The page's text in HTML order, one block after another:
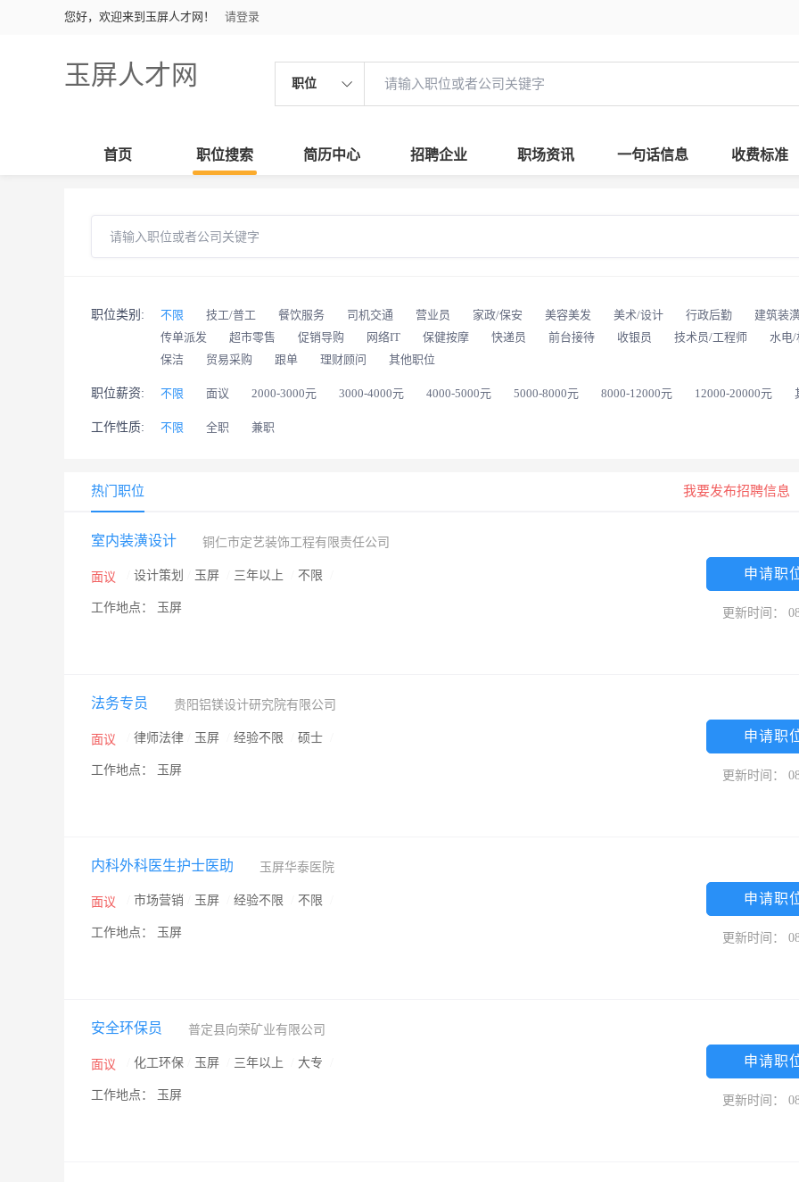
您好，欢迎来到玉屏人才网！ 请登录
玉屏人才网 职位
首页 职位搜索 简历中心 招聘企业 职场资讯 一句话信息 收费标准
职位类别: 不限 技工/普工 餐饮服务 司机交通 营业员 家政/保安 美容美发 美术/设计 行政后勤 建筑装
传单派发
超市零售 促销导购 网络IT 保健按摩 快递员 前台接待 收银员 技术员/工程师 水电/
保洁
贸易采购 跟单 理财顾问 其他职位
职位薪资: 不限 面议 2000-3000元 3000-4000元 4000-5000元 5000-8000元 8000-12000元 12000-20000元
工作性质: 不限 全职 兼职
热门职位 我要发布招聘信息
室内装潢设计 铜仁市定艺装饰工程有限责任公司
面议 设计策划 玉屏 三年以上 不限
工作地点： 玉屏
申请职
更新时间：
法务专员 贵阳铝镁设计研究院有限公司
面议 律师法律 玉屏 经验不限 硕士
工作地点： 玉屏
申请职
更新时间：
内科外科医生护士医助 玉屏华泰医院
面议 市场营销 玉屏 经验不限 不限
工作地点： 玉屏
申请职
更新时间：
安全环保员 普定县向荣矿业有限公司
面议 化工环保 玉屏 三年以上 大专
工作地点： 玉屏
申请职
更新时间：